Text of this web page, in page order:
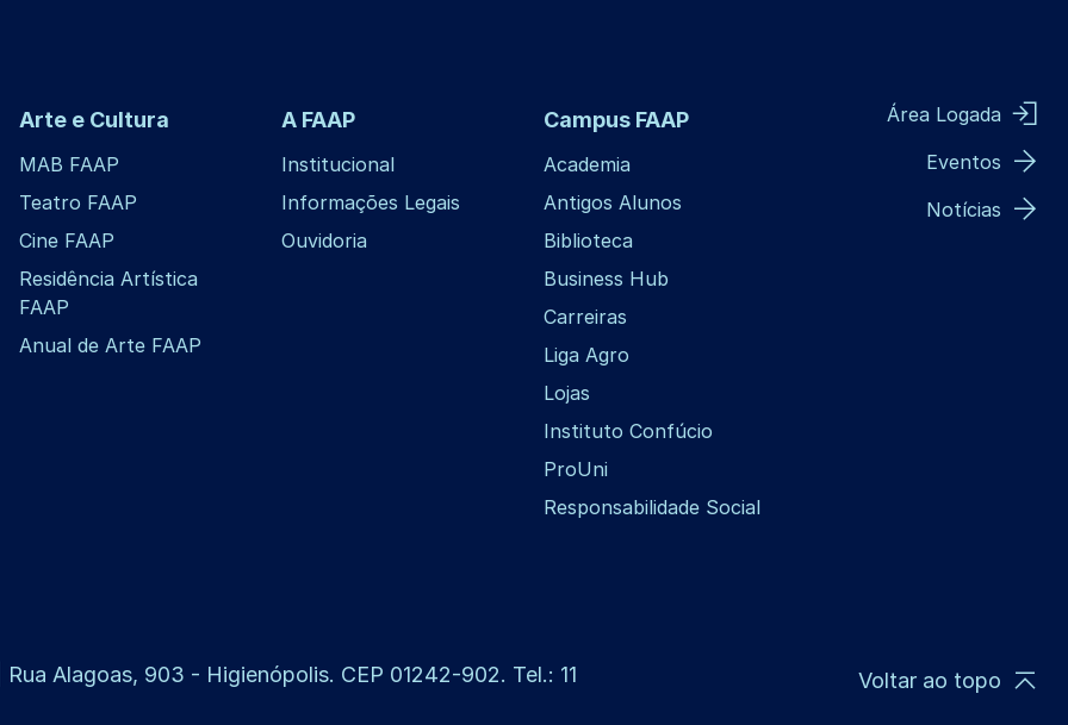
Arte e Cultura
MAB FAAP
Teatro FAAP
Cine FAAP
Residência Artística
FAAP
Anual de Arte FAAP
A FAAP
Institucional
Informações Legais
Ouvidoria
Campus FAAP
Academia
Antigos Alunos
Biblioteca
Business Hub
Carreiras
Liga Agro
Lojas
Instituto Confúcio
ProUni
Responsabilidade Social
Área Logada
Eventos
Notícias
Rua Alagoas, 903 - Higienópolis. CEP 01242-902. Tel.: 11
Voltar ao topo